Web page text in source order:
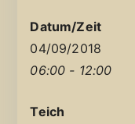
Datum/Zeit
04/09/2018
06:00 - 12:00
Teich